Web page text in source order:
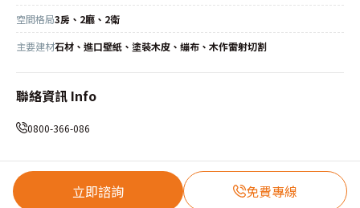
空間格局3房、2廳、2衛
主要建材石材、進口壁紙、塗裝木皮、繃布、木作雷射切割
聯絡資訊 Info
0800-366-086
立即諮詢 免費專線